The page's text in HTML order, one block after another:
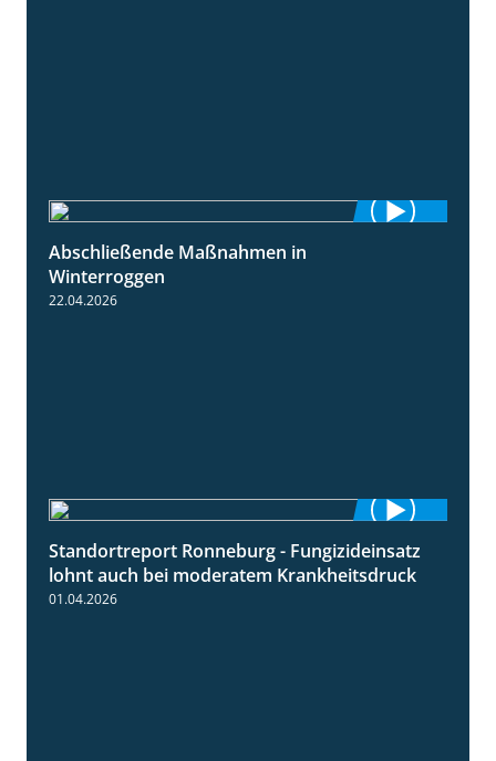
Abschließende Maßnahmen in
Winterroggen
22.04.2026
5:04
Standortreport Ronneburg - Fungizideinsatz
lohnt auch bei moderatem Krankheitsdruck
01.04.2026